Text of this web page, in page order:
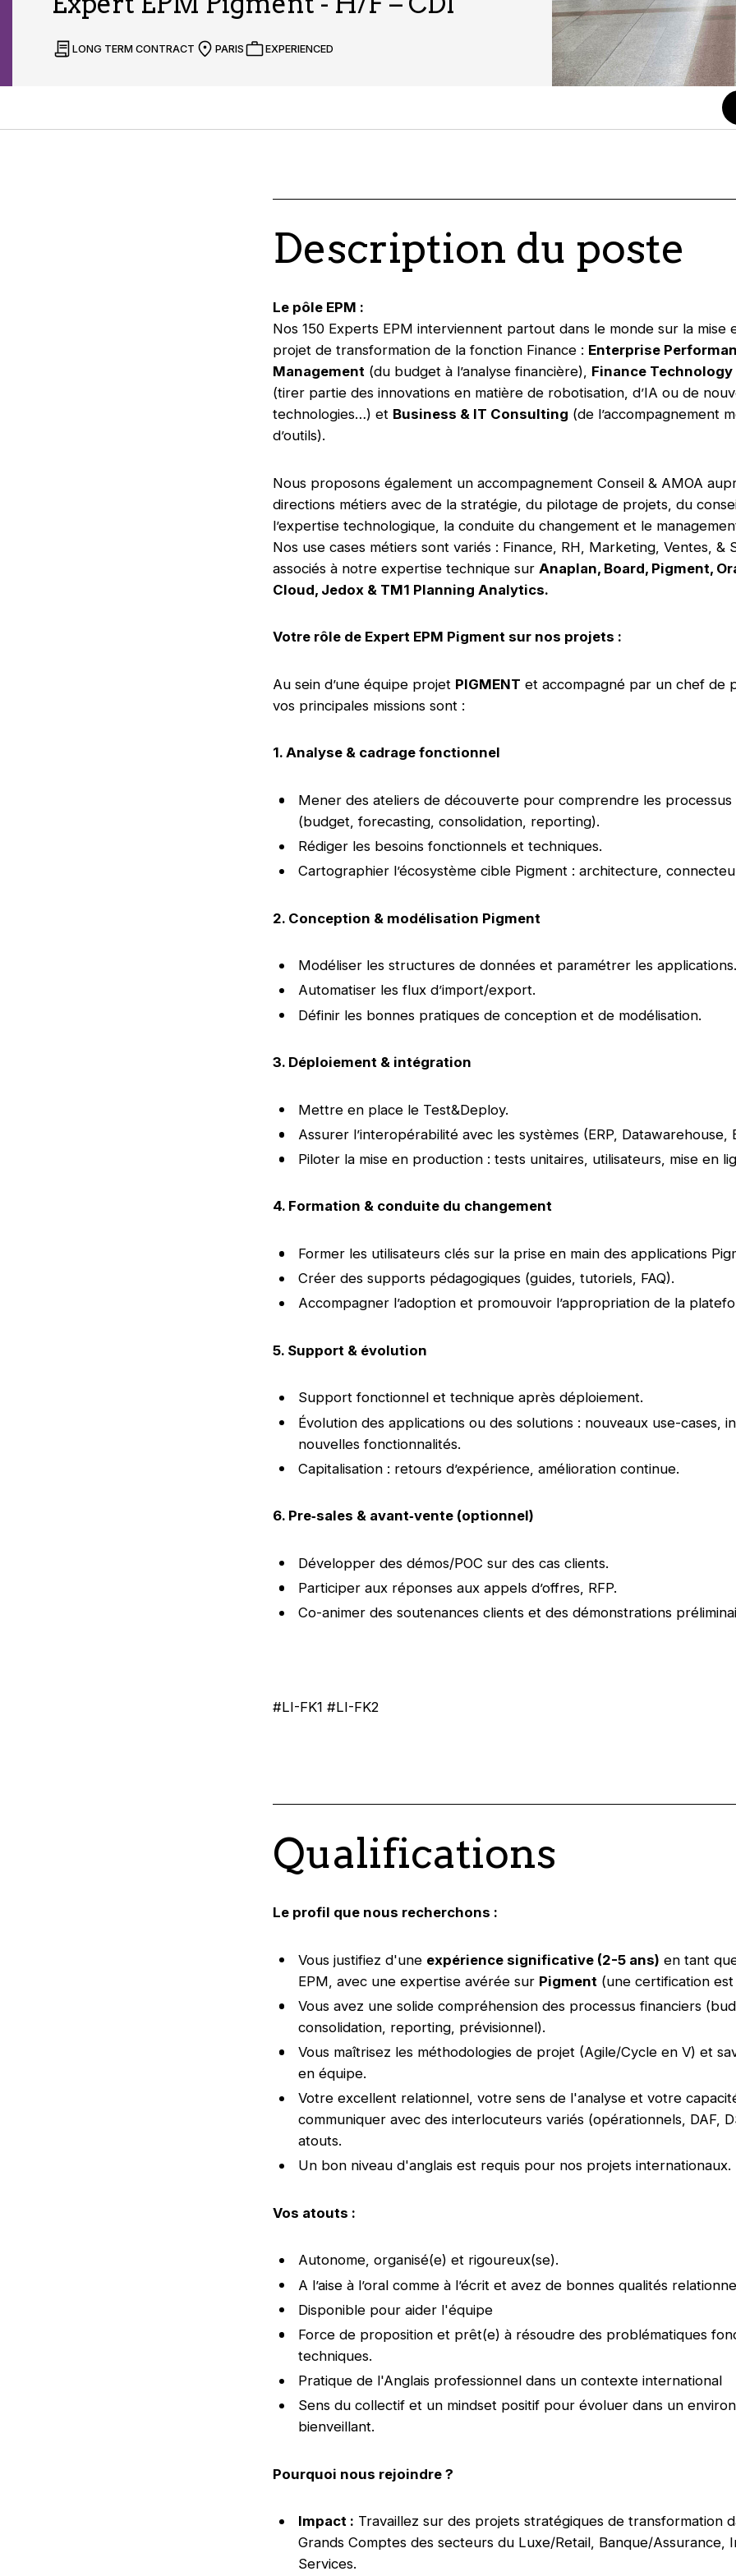
LONG TERM CONTRACT PARIS EXPERIENCED
Description du poste
Le pôle EPM :
Nos 150 Experts EPM interviennent partout dans le monde sur la
projet de transformation de la fonction Finance : Enterprise
Management(du budget à l’analyse financière), Finance
(tirer partie des innovations en matière de robotisation, d’IA ou de
technologies…) et Business & IT Consulting (de l’accompagnement
d’outils).
Nous proposons également un accompagnement Conseil & AMOA
directions métiers avec de la stratégie, du pilotage de projets, du
l’expertise technologique, la conduite du changement et le
Nos use cases métiers sont variés : Finance, RH, Marketing, Ventes, &
associés à notre expertise technique sur Anaplan, Board, Pigment,
Cloud, Jedox & TM1 Planning Analytics.
Votre rôle de Expert EPM Pigment sur nos projets :
Au sein d’une équipe projet PIGMENT et accompagné par un chef de
vos principales missions sont :
1. Analyse & cadrage fonctionnel
Mener des ateliers de découverte pour comprendre les processus
(budget, forecasting, consolidation, reporting).
Rédiger les besoins fonctionnels et techniques.
Cartographier l’écosystème cible Pigment : architecture,
2. Conception & modélisation Pigment
Modéliser les structures de données et paramétrer les
Automatiser les flux d’import/export.
Définir les bonnes pratiques de conception et de modélisation.
3. Déploiement & intégration
Mettre en place le Test&Deploy.
Assurer l’interopérabilité avec les systèmes (ERP, Datawarehouse,
Piloter la mise en production : tests unitaires, utilisateurs, mise en
4. Formation & conduite du changement
Former les utilisateurs clés sur la prise en main des applications
Créer des supports pédagogiques (guides, tutoriels, FAQ).
Accompagner l’adoption et promouvoir l’appropriation de la
5. Support & évolution
Support fonctionnel et technique après déploiement.
Évolution des applications ou des solutions : nouveaux use-cases,
nouvelles fonctionnalités.
Capitalisation : retours d’expérience, amélioration continue.
6. Pre‑sales & avant‑vente (optionnel)
Développer des démos/POC sur des cas clients.
Participer aux réponses aux appels d’offres, RFP.
Co-animer des soutenances clients et des démonstrations
#LI-FK1 #LI-FK2
Qualifications
Le profil que nous recherchons :
Vous justifiez d'une expérience significative (2-5 ans) en tant
EPM, avec une expertise avérée sur Pigment (une certification
Vous avez une solide compréhension des processus financiers
consolidation, reporting, prévisionnel).
Vous maîtrisez les méthodologies de projet (Agile/Cycle en V) et
en équipe.
Votre excellent relationnel, votre sens de l'analyse et votre
communiquer avec des interlocuteurs variés (opérationnels, DAF,
atouts.
Un bon niveau d'anglais est requis pour nos projets internationaux.
Vos atouts :
Autonome, organisé(e) et rigoureux(se).
A l’aise à l’oral comme à l’écrit et avez de bonnes qualités
Disponible pour aider l'équipe
Force de proposition et prêt(e) à résoudre des problématiques
techniques.
Pratique de l'Anglais professionnel dans un contexte international
Sens du collectif et un mindset positif pour évoluer dans un
bienveillant.
Pourquoi nous rejoindre ?
Impact : Travaillez sur des projets stratégiques de transformation
Grands Comptes des secteurs du Luxe/Retail, Banque/Assurance,
Services.